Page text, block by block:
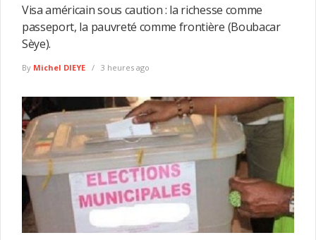
Visa américain sous caution : la richesse comme
passeport, la pauvreté comme frontière (Boubacar
Sèye).
By Michel DIEYE 3 heures ago